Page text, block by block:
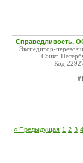
Справедливость,
Экспедитор-
Санкт-
« Предыдущая 1 2 3 4